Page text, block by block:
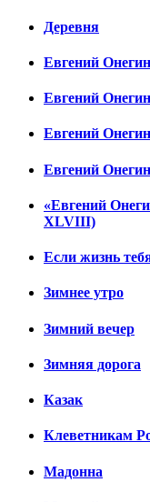
Деревня
Евгений
Евгений
Евгений
Евгений
«Евгений
XLVIII)
Если жизнь
Зимнее утро
Зимний вечер
Зимняя дорога
Казак
Клеветникам
Мадонна